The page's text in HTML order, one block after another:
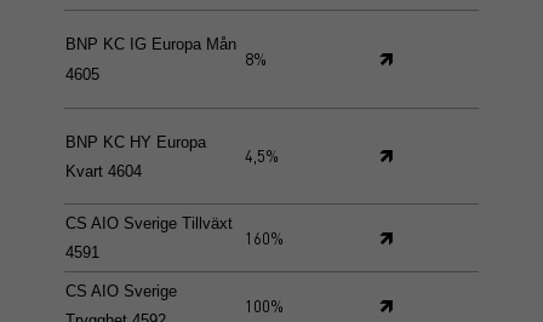
BNP KC IG Europa Mån
4605
8% 🡽
BNP KC HY Europa
Kvart 4604
4,5% 🡽
CS AIO Sverige Tillväxt
4591
160% 🡽
CS AIO Sverige
100% 🡽